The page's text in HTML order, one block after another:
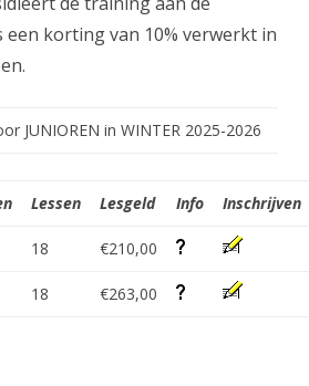
korting van 10% verwerkt in
JUNIOREN in WINTER 2025-2026
Lessen Lesgeld Info Inschrijven
18 €210,00
18 €263,00